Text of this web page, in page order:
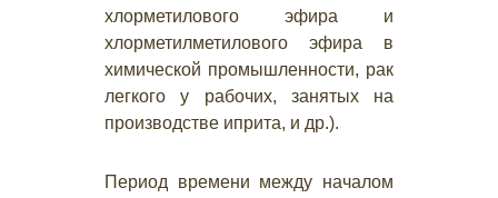
хлорметилового эфира и
хлорметилметилового эфира в
химической промышленности, рак
легкого у рабочих, занятых на
производстве иприта, и др.).
Период времени между началом